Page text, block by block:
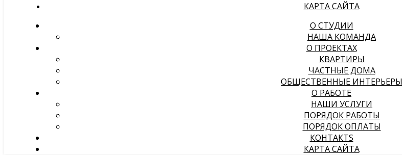
КАРТА САЙТА
О СТУДИИ
НАША КОМАНДА
О ПРОЕКТАХ
КВАРТИРЫ
ЧАСТНЫЕ ДОМА
ОБЩЕСТВЕННЫЕ ИНТЕРЬЕРЫ
О РАБОТЕ
НАШИ УСЛУГИ
ПОРЯДОК РАБОТЫ
ПОРЯДОК ОПЛАТЫ
КОНТАКТS
КАРТА САЙТА